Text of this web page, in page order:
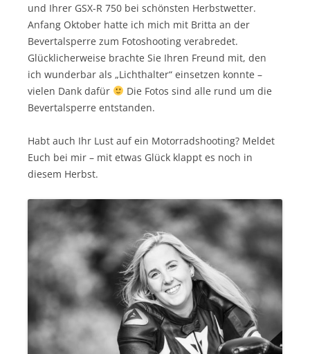
und Ihrer GSX-R 750 bei schönsten Herbstwetter.
Anfang Oktober hatte ich mich mit Britta an der
Bevertalsperre zum Fotoshooting verabredet.
Glücklicherweise brachte Sie Ihren Freund mit, den
ich wunderbar als „Lichthalter“ einsetzen konnte –
vielen Dank dafür
Die Fotos sind alle rund um die
Bevertalsperre entstanden.
Habt auch Ihr Lust auf ein Motorradshooting? Meldet
Euch bei mir – mit etwas Glück klappt es noch in
diesem Herbst.